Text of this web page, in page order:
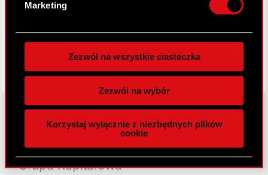
preferencje w
. W Deklaracji
zgodę w dowolnej chwili.
Wykorzystujemy pliki cookie do
funkcje społecznościowe i analizować ruch w
naszej witrynie. Informacje o tym, jak korzystasz
z naszej witryny, udostępniamy partnerom
Partnerzy mogą połączyć te informacje z innymi
danymi otrzymanymi od Ciebie lub uzyskanymi
Marketing
Zezwól na wszystkie ciasteczka
Zezwól na wybór
Korzystaj wyłącznie z niezbędnych plików
cookie
Grupa Kapitałowa